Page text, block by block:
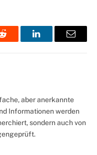
Reddit LinkedInEmail
aber anerkannte
Informationen werden
sondern auch von